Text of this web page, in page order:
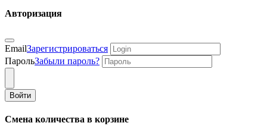
Авторизация
EmailЗарегистрироваться
ПарольЗабыли пароль?
Войти
Смена количества в корзине